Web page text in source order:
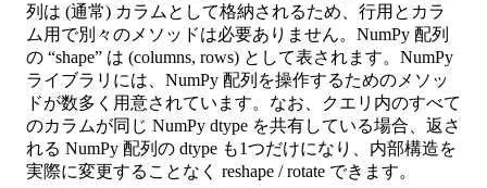
列は (通常) カラムとして格納されるため、行用とカラ
ム用で別々のメソッドは必要ありません。NumPy 配列
の “shape” は (columns, rows) として表されます。NumPy
ライブラリには、NumPy 配列を操作するためのメソッ
ドが数多く用意されています。なお、クエリ内のすべて
のカラムが同じ NumPy dtype を共有している場合、返さ
れる NumPy 配列の dtype も1つだけになり、内部構造を
実際に変更することなく reshape / rotate できます。